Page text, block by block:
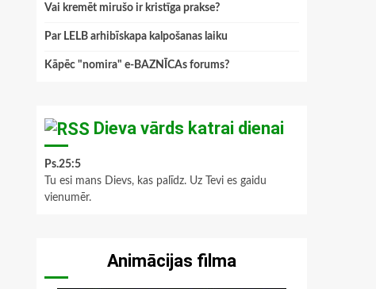
Vai kremēt mirušo ir kristīga prakse?
Par LELB arhibīskapa kalpošanas laiku
Kāpēc "nomira" e-BAZNĪCAs forums?
Dieva vārds katrai dienai
Ps.25:5
Tu esi mans Dievs, kas palīdz. Uz Tevi es gaidu
vienumēr.
Animācijas filma